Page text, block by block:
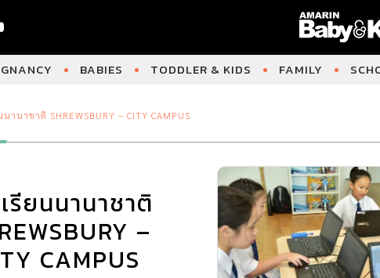
BABIES TODDLER & KIDS FAMILY
นานาชาติ SHREWSBURY – CITY CAMPUS
รียนนานาชาติ
–
CAMPUS